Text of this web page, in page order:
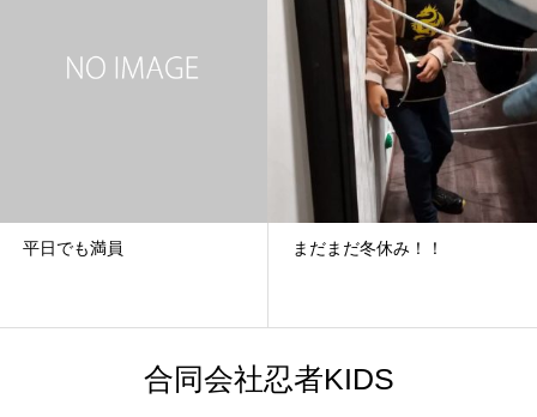
平日でも満員 まだまだ冬休み！！
合同会社忍者KIDS